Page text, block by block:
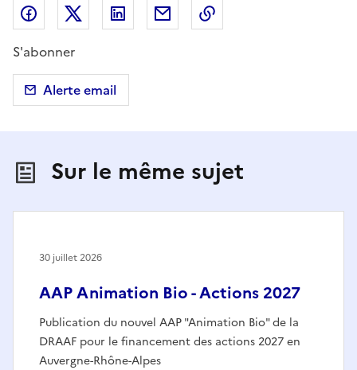
Partager sur Facebook
Partager sur X (anciennement Twitter)
Partager sur LinkedIn
Partager par email
S'abonner
Alerte email
Sur le même sujet
AAP Animation Bio - Actions 2027
Publication du nouvel AAP "Animation Bio" de la
DRAAF pour le financement des actions 2027 en
Auvergne-Rhône-Alpes
30 juillet 2026